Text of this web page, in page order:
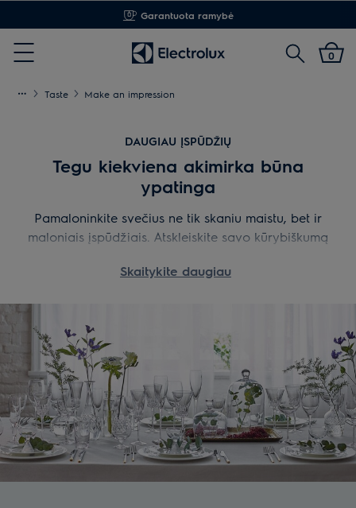
Garantuota ramybė
Menu
Paieška0
Taste Make an impression
DAUGIAU ĮSPŪDŽIŲ
Tegu kiekviena akimirka būna
ypatinga
Pamaloninkite svečius ne tik skaniu maistu, bet ir
maloniais įspūdžiais. Atskleiskite savo kūrybiškumą
dalykus ir patiekite įsimintinus patiekalus.
Skaitykite daugiau